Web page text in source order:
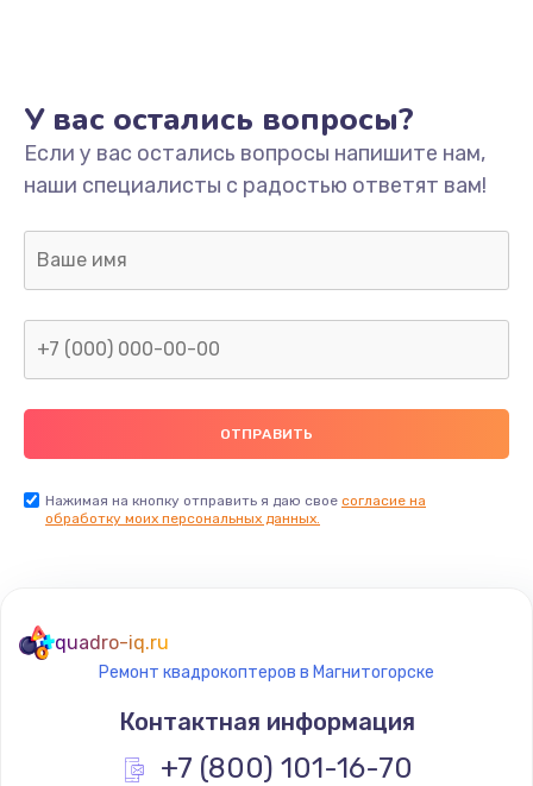
У вас остались вопросы?
Если у вас остались вопросы напишите нам,
наши специалисты с радостью ответят вам!
Нажимая на кнопку отправить я даю свое согласие на
обработку моих персональных данных.
quadro-iq.ru
Ремонт квадрокоптеров в Магнитогорске
Контактная информация
+7 (800) 101-16-70